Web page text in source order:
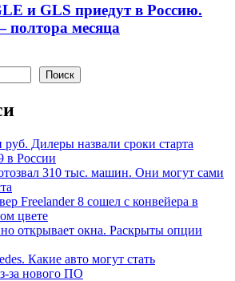
и GLS приедут в Россию.
полтора месяца
Поиск
Дилеры назвали сроки старта
в России
310 тыс. машин. Они могут сами
Freelander 8 сошел с конвейера в
цвете
открывает окна. Раскрыты опции
Какие авто могут стать
за нового ПО